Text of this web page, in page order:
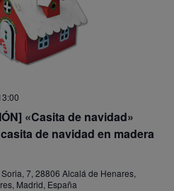
«Casita de navidad»
de navidad en madera
7, 28806 Alcalá de Henares,
Madrid, España